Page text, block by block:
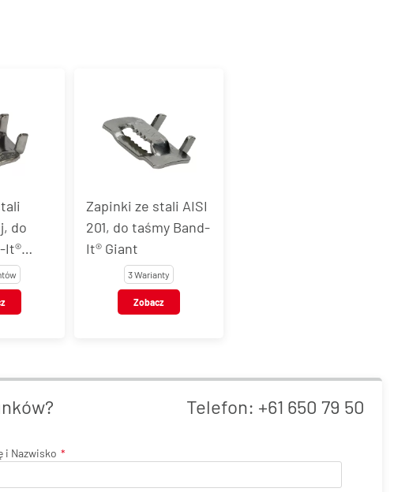
do
It®
Zapinki ze stali AISI
201, do taśmy Band-
It® Giant
3 Warianty
Zobacz
Telefon: +61 650 79 50
i Nazwisko